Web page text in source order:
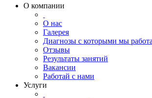
О компании
О нас
Галерея
Диагнозы с которыми мы
Отзывы
Результаты занятий
Вакансии
Работай с нами
Услуги